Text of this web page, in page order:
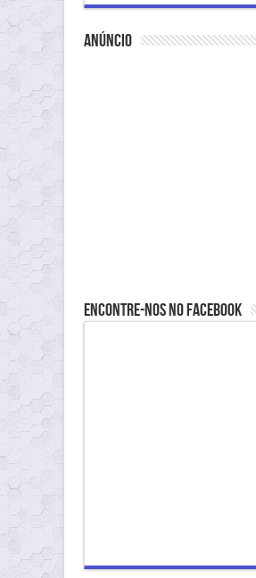
anúncio
Encontre-nos no Facebook